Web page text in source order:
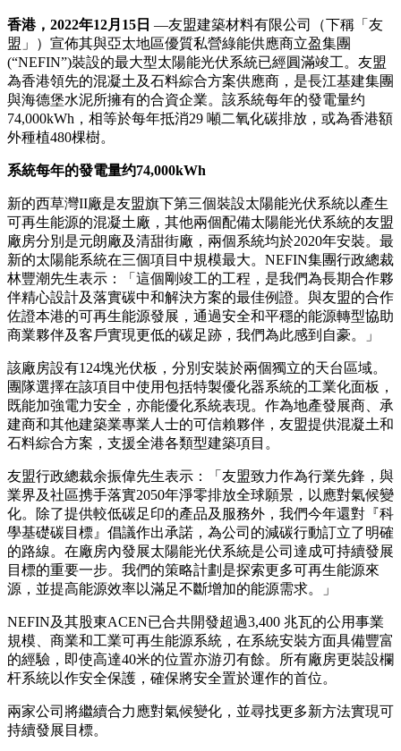
香港，2022年12月15日 —友盟建築材料有限公司（下稱「友
盟」）宣佈其與亞太地區優質私營綠能供應商立盈集團
(“NEFIN”)裝設的最大型太陽能光伏系統已經圓滿竣工。友盟
為香港領先的混凝土及石料綜合方案供應商，是長江基建集團
與海德堡水泥所擁有的合資企業。該系統每年的發電量约
74,000kWh，相等於每年抵消29 噸二氧化碳排放，或為香港額
外種植480棵樹。
系統每年的發電量约74,000kWh
新的西草灣II廠是友盟旗下第三個裝設太陽能光伏系統以產生
可再生能源的混凝土廠，其他兩個配備太陽能光伏系統的友盟
廠房分別是元朗廠及清甜街廠，兩個系統均於2020年安裝。最
新的太陽能系統在三個項目中規模最大。NEFIN集團行政總裁
林豐潮先生表示：「這個剛竣工的工程，是我們為長期合作夥
伴精心設計及落實碳中和解決方案的最佳例證。與友盟的合作
佐證本港的可再生能源發展，通過安全和平穩的能源轉型協助
商業夥伴及客戶實現更低的碳足跡，我們為此感到自豪。」
該廠房設有124塊光伏板，分別安裝於兩個獨立的天台區域。
團隊選擇在該項目中使用包括特製優化器系統的工業化面板，
既能加強電力安全，亦能優化系統表現。作為地產發展商、承
建商和其他建築業專業人士的可信賴夥伴，友盟提供混凝土和
石料綜合方案，支援全港各類型建築項目。
友盟行政總裁余振偉先生表示：「友盟致力作為行業先鋒，與
業界及社區携手落實2050年淨零排放全球願景，以應對氣候變
化。除了提供較低碳足印的產品及服務外，我們今年還對『科
學基礎碳目標』倡議作出承諾，為公司的減碳行動訂立了明確
的路線。在廠房內發展太陽能光伏系統是公司達成可持續發展
目標的重要一步。我們的策略計劃是探索更多可再生能源來
源，並提高能源效率以滿足不斷增加的能源需求。」
NEFIN及其股東ACEN已合共開發超過3,400 兆瓦的公用事業
規模、商業和工業可再生能源系統，在系統安裝方面具備豐富
的經驗，即使高達40米的位置亦游刃有餘。所有廠房更裝設欄
杆系統以作安全保護，確保將安全置於運作的首位。
兩家公司將繼續合力應對氣候變化，並尋找更多新方法實現可
持續發展目標。